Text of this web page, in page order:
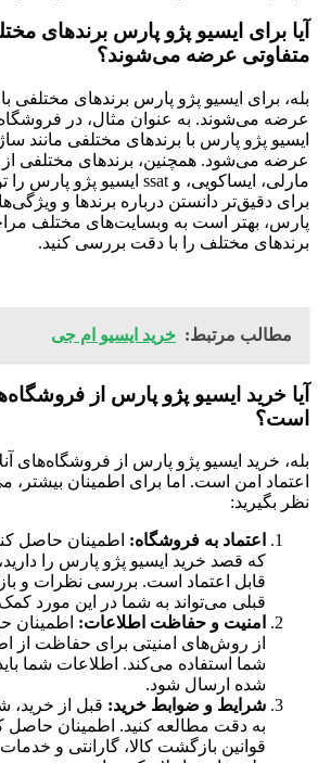
آیا برای ایسیو پژو پارس برند‌های
متفاوتی عرضه می‌شوند؟
بله، برای ایسیو پژو پارس برند‌های مختلفی
ایسیو پژو پارس با برندهای مختلفی مانند
عرضه می‌شود. همچنین، برندهای مختلفی
مارلی، ایساکویی، و ssat ایسیو پژو پارس را تولید می‌کنند
برای دقیق‌تر دانستن درباره برندها و
پارس، بهتر است به وبسایت‌های مختلف
برندهای مختلف را با دقت بررسی کنید.
مطالب مرتبط: خرید ایسیو ام جی
آیا خرید ایسیو پژو پارس از
است؟
بله، خرید ایسیو پژو پارس از فروشگاه‌های
اعتماد امن است. اما برای اطمینان بیشتر،
نظر بگیرید:
اعتماد به فروشگاه: اطمینان حاصل
که قصد خرید ایسیو پژو پارس را
قابل اعتماد است. بررسی نظرات و
قبلی می‌تواند به شما در این مورد
امنیت و حفاظت اطلاعات: اطمینان
از روش‌های امنیتی برای حفاظت از
شما استفاده می‌کند. اطلاعات شما
شده ارسال شود.
شرایط و ضوابط خرید: قبل از خرید،
به دقت مطالعه کنید. اطمینان حاصل
قوانین بازگشت کالا، گارانتی و